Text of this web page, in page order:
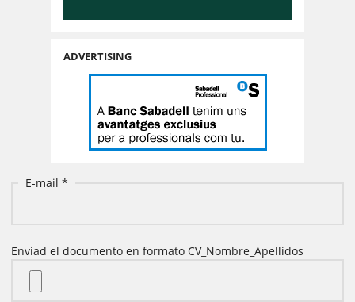
ADVERTISING
E-mail
Enviad el documento en formato CV_Nombre_Apellidos